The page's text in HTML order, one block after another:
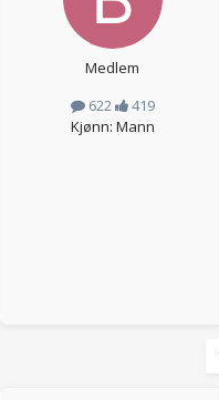
Medlem
622
419
Kjønn: Mann